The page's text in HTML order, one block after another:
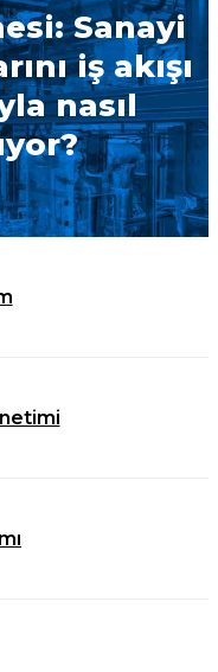
Sanayi
iş akışı
nasıl